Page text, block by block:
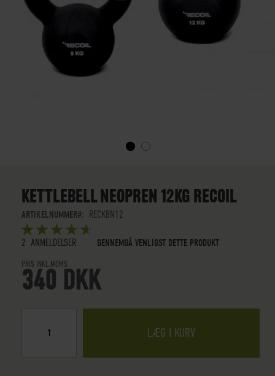
BILLEDGALLERIET
KETTLEBELL NEOPREN 12KG RECOIL
ARTIKELNUMMER
RECKBN12
BEDØMMELSE:
5OUT OF5
STARS
2 ANMELDELSER GENNEMGÅ VENLIGST DETTE PRODUKT
PRIS INKL.MOMS
340 DKK
LÆG I KURV